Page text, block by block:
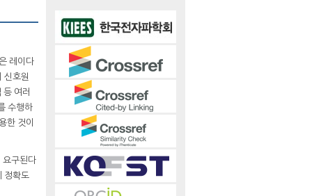
레이다
신호원
여러
수행하
한 것이
요구된다
정확도